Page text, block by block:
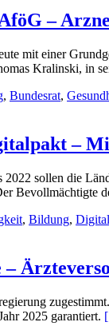
–
mit einer
Kralinski, in
, Bundesrat,
–
sollen die
Bevollmächtigte
, Bildung,
–
2025 garantiert.